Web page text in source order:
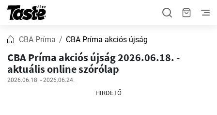
CBA Príma CBA Príma akciós újság
CBA Príma akciós újság 2026.06.18. -
aktuális online szórólap
2026.06.18. - 2026.06.24.
HIRDETŐ